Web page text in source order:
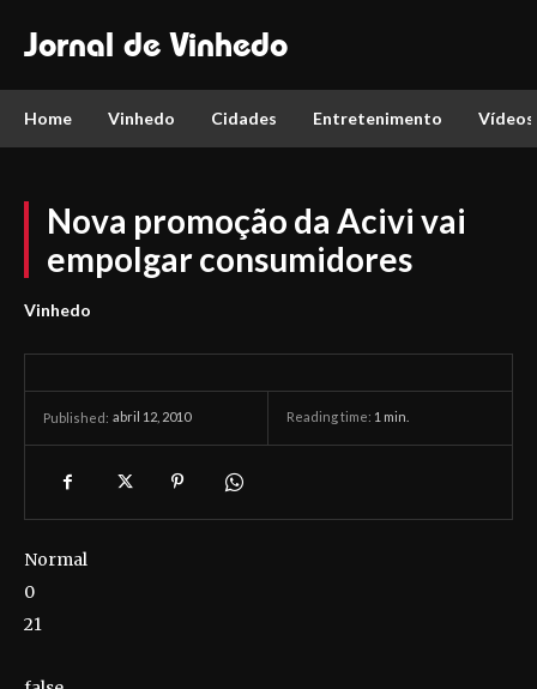
Jornal de Vinhedo
Home Vinhedo Cidades Entretenimento Vídeos
Nova promoção da Acivi vai
empolgar consumidores
Vinhedo
Published: abril 12, 2010 Reading time: 1 min.
Normal
0
21